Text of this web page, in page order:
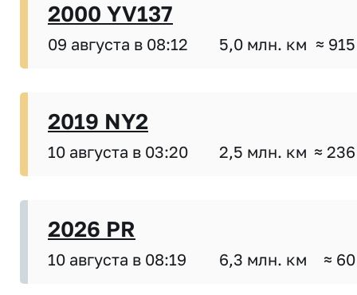
2000 YV137
09 августа в 08:12 5,0 млн. км ≈
2019 NY2
10 августа в 03:20 2,5 млн. км ≈
2026 PR
10 августа в 08:19 6,3 млн. км ≈